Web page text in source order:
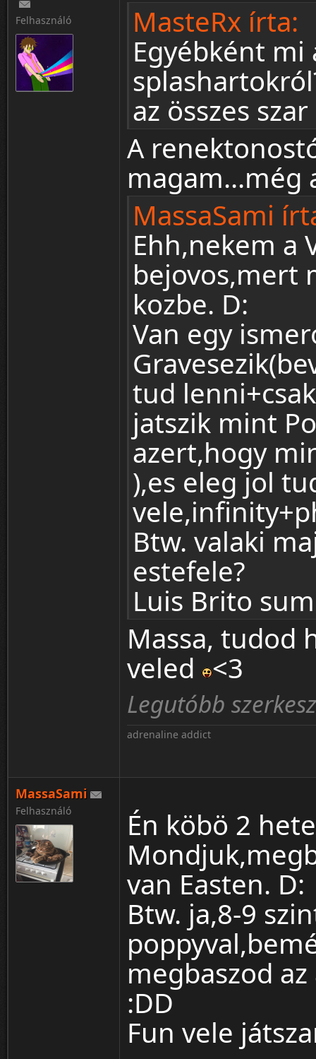
Felhasználó
MasteRx írta:
Egyébként mi
az összes
A
magam...még
MassaSami
Ehh,nekem a
bejovos,mert
kozbe. D:
Van egy
tud
jatszik mint
azert,hogy
),es eleg jol
Btw. valaki
estefele?
Luis Brito
Massa, tudod
veled <3
Legutóbb
adrenaline addict
MassaSami
Felhasználó
Én köbö 2
van Easten. D:
Btw. ja,8-9
megbaszod
:DD
Fun vele